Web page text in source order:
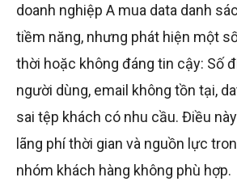
doanh nghiệp A mua data danh
tiềm năng, nhưng phát hiện một
thời hoặc không đáng tin cậy: Số
người dùng, email không tồn tại,
sai tệp khách có nhu cầu. Điều
lãng phí thời gian và nguồn lực
nhóm khách hàng không phù hợp.